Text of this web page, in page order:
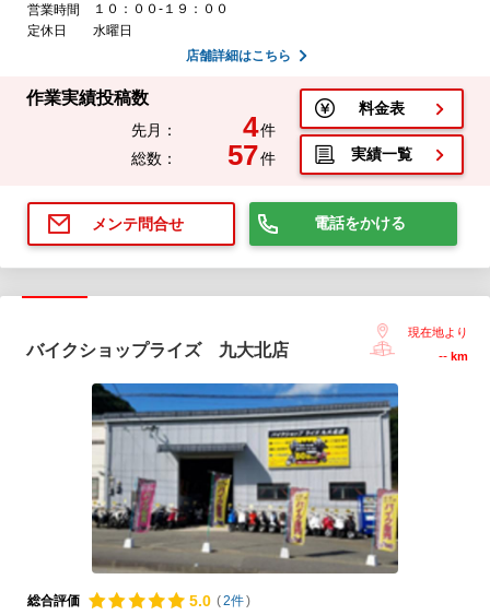
営業時間
１０：００-１９：００
定休日
水曜日
店舗詳細はこちら
作業実績投稿数
先月： 4件
総数：
57件
料金表
実績一覧
メンテ問合せ 電話をかける
バイクショップライズ 九大北店
現在地より
-- km
総合評価 5.0 (2件)